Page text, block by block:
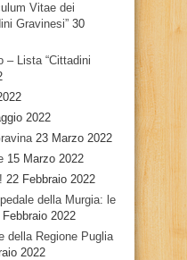
Vitae dei
Gravinesi” 30
– Lista “Cittadini
2022
23 Marzo 2022
15 Marzo 2022
22 Febbraio 2022
della Murgia: le
Febbraio 2022
della Regione Puglia
2022